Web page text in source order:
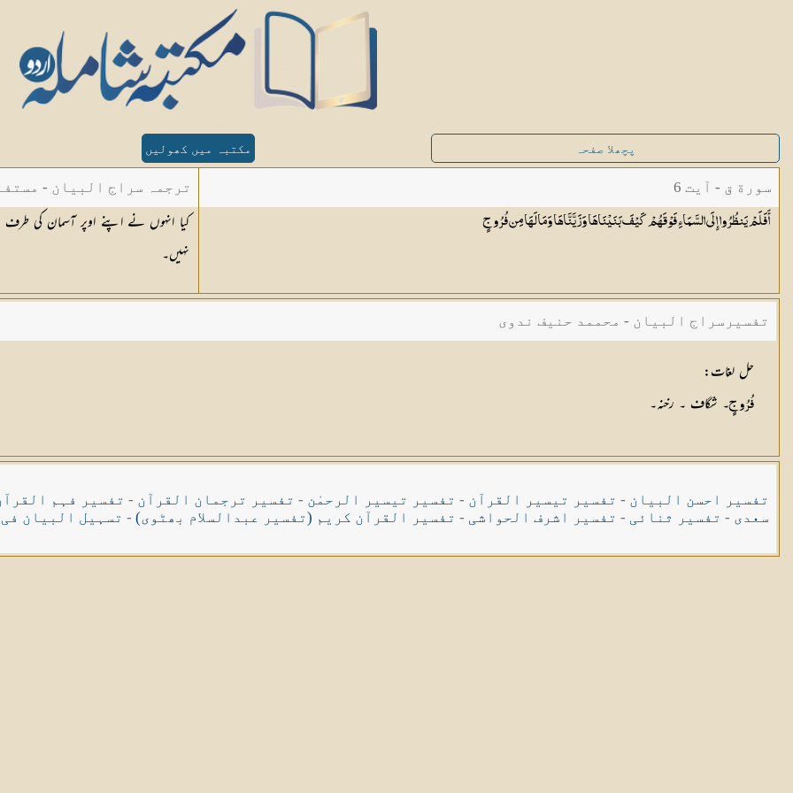
پچھلا صفحہ مکتبہ میں کھولیں
سورة ق - آیت 6
أَفَلَمْ يَنظُرُوا إِلَى السَّمَاءِ فَوْقَهُمْ كَيْفَ بَنَيْنَاهَا وَزَيَّنَّاهَا وَمَا لَهَا مِنفُرُوجٍ
ترجمہ سراج البیان -
الدین دھلوی
کیا انہوں نے اپنے اوپر آسمان کی
نہیں۔
تفسیرسراج البیان - محممد حنیف ندوی
حل لغات:
فُرُوجٍ۔ شگاف ۔ رخنہ۔
تفسیر احسن البیان - تفسیر تیسیر القرآن - تفسیر تیسیر الرحمٰن - تفسیر ترجمان القرآن - تفسیر فہم
سعدی - تفسیر ثنائی - تفسیر اشرف الحواشی - تفسیر القرآن کریم (تفسیر عبدالسلام بھٹوی) - تسہیل البیان